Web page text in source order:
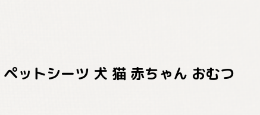
ットシーツ 犬 猫 赤ちゃん おむつ